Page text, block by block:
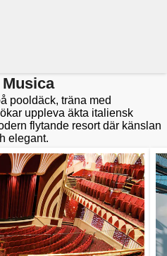
Musica
pooldäck, träna med
uppleva äkta italiensk
flytande resort där känslan
elegant.